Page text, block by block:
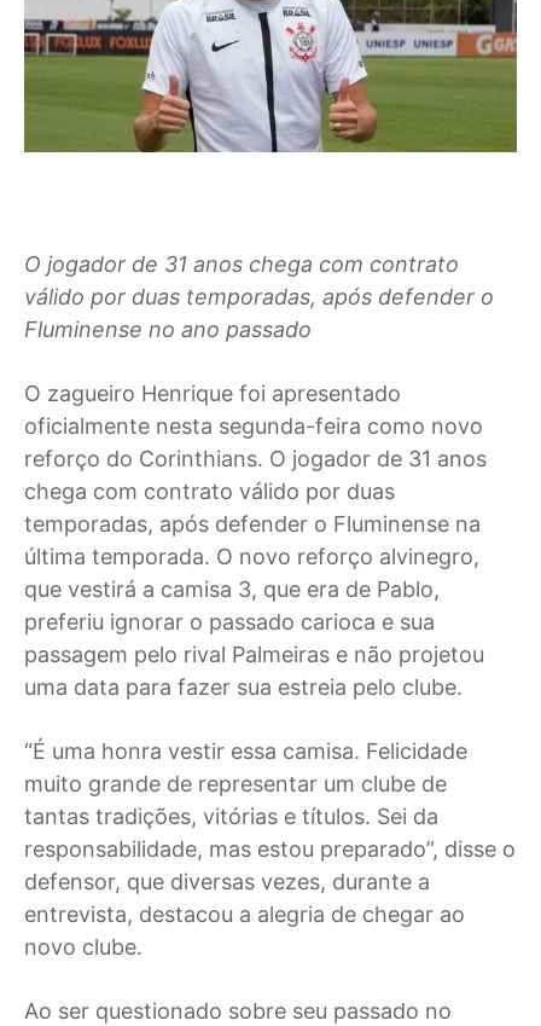
O jogador de 31 anos chega com contrato
válido por duas temporadas, após defender o
Fluminense no ano passado
O zagueiro Henrique foi apresentado
oficialmente nesta segunda-feira como novo
reforço do Corinthians. O jogador de 31 anos
chega com contrato válido por duas
temporadas, após defender o Fluminense na
última temporada. O novo reforço alvinegro,
que vestirá a camisa 3, que era de Pablo,
preferiu ignorar o passado carioca e sua
passagem pelo rival Palmeiras e não projetou
uma data para fazer sua estreia pelo clube.
“É uma honra vestir essa camisa. Felicidade
muito grande de representar um clube de
tantas tradições, vitórias e títulos. Sei da
responsabilidade, mas estou preparado”, disse o
defensor, que diversas vezes, durante a
entrevista, destacou a alegria de chegar ao
novo clube.
Ao ser questionado sobre seu passado no